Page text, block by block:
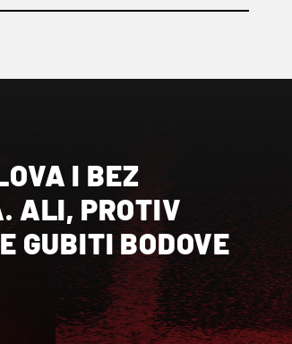
I BEZ
ALI, PROTIV
GUBITI BODOVE